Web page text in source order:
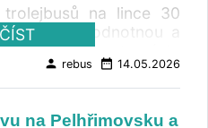
trolejbusů na lince 30
plnohodnotnou a
autobusů na trasách,
dostupné trolejové
strategií rozvoje čisté
person rebus date_range 14.05.2026
na Pelhřimovsku a